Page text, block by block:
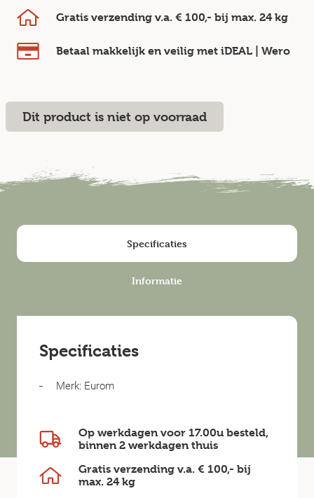
Gratis verzending v.a. € 100,- bij max. 24 kg
Betaal makkelijk en veilig met iDEAL | Wero
Dit product is niet op voorraad
Specificaties
Informatie
Specificaties
Merk: Eurom
Op werkdagen voor 17.00u besteld,
binnen 2 werkdagen thuis
Gratis verzending v.a. € 100,- bij
max. 24 kg